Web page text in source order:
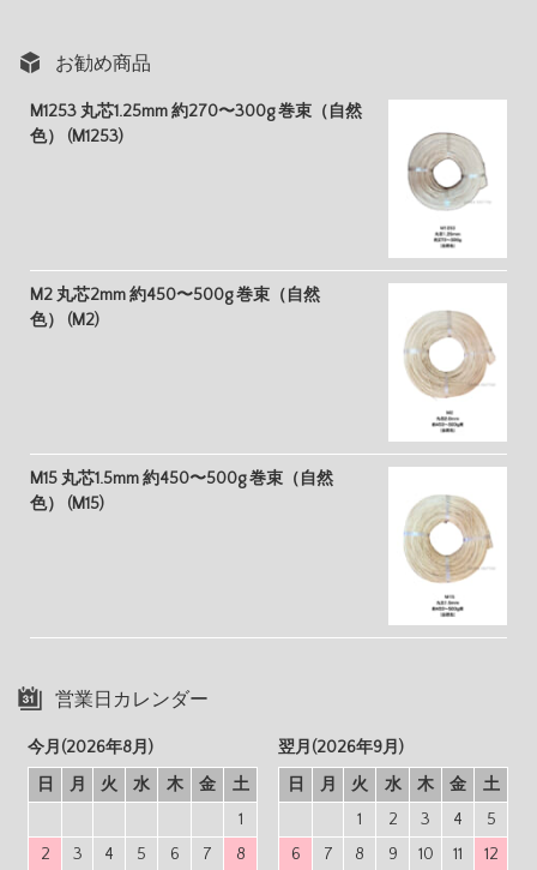
お勧め商品
M1253 丸芯1.25mm 約270〜300g 巻束（自然
色） (M1253)
M2 丸芯2mm 約450〜500g 巻束（自然
色） (M2)
M15 丸芯1.5mm 約450〜500g 巻束（自然
色） (M15)
営業日カレンダー
今月(2026年8月)
日
月 火 水 木 金
土
1
2
3 4 5 6 7 8
翌月(2026年9月)
日
月 火 水 木 金
土
1
2 3 4
5
6
7 8 9 10 11 12